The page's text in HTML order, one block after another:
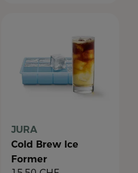
JURA
Cold Brew Ice
Former